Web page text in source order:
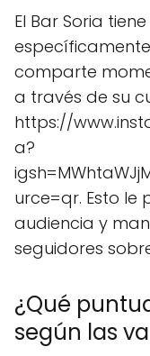
El Bar Soria
comparte
a través de su
https://
a?
urce=qr. Esto le
audiencia y
seguidores
¿Qué
según las